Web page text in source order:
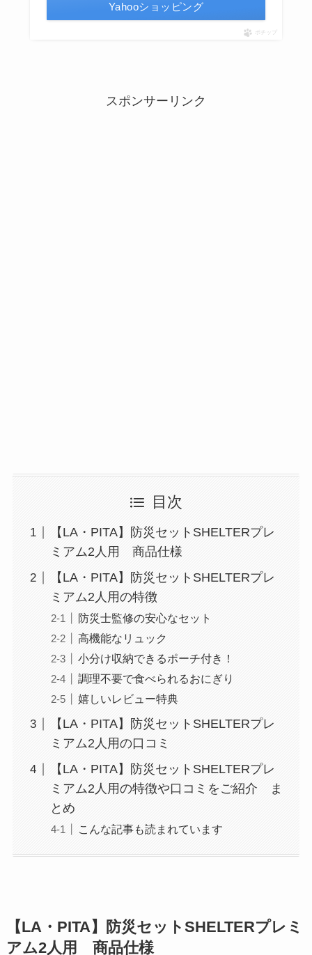
Yahooショッピング
ポチップ
スポンサーリンク
目次
【LA・PITA】防災セットSHELTERプレ
ミアム2人用 商品仕様
【LA・PITA】防災セットSHELTERプレ
ミアム2人用の特徴
防災士監修の安心なセット
高機能なリュック
小分け収納できるポーチ付き！
調理不要で食べられるおにぎり
嬉しいレビュー特典
【LA・PITA】防災セットSHELTERプレ
ミアム2人用の口コミ
【LA・PITA】防災セットSHELTERプレ
ミアム2人用の特徴や口コミをご紹介 ま
とめ
こんな記事も読まれています
【LA・PITA】防災セットSHELTERプレミ
アム2人用 商品仕様